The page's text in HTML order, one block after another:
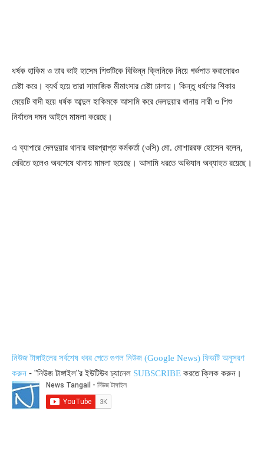
ধর্ষক হাকিম ও তার ভাই হাসেম শিশুটিকে বিভিন্ন ক্লিনিকে নিয়ে গর্ভপাত করানোরও
চেষ্টা করে। ব্যর্থ হয়ে তারা সামাজিক মীমাংসার চেষ্টা চালায়। কিন্তু ধর্ষণের শিকার
মেয়েটি বাদী হয়ে ধর্ষক আব্দুল হাকিমকে আসামি করে দেলদুয়ার থানায় নারী ও শিশু
নির্যাতন দমন আইনে মামলা করেছে।
এ ব্যাপারে দেলদুয়ার থানার ভারপ্রাপ্ত কর্মকর্তা (ওসি) মো. মোশাররফ হোসেন বলেন,
দেরিতে হলেও অবশেষে থানায় মামলা হয়েছে। আসামি ধরতে অভিযান অব্যাহত রয়েছে।
নিউজ টাঙ্গাইলের সর্বশেষ খবর পেতে গুগল নিউজ (Google News) ফিডটি অনুসরণ
করুন - "নিউজ টাঙ্গাইল"র ইউটিউব চ্যানেল SUBSCRIBE করতে ক্লিক করুন।